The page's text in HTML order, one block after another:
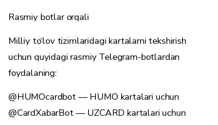
Rasmiy botlar orqali
Milliy to‘lov tizimlaridagi kartalarni tekshirish
uchun quyidagi rasmiy Telegram-botlardan
foydalaning:
@HUMOcardbot — HUMO kartalari uchun
@CardXabarBot — UZCARD kartalari uchun